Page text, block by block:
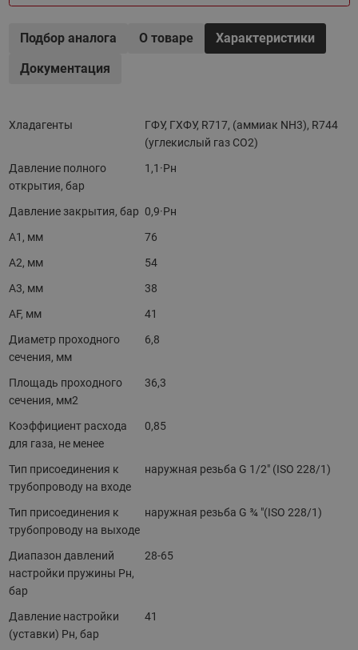
Подбор аналога О товаре
Характеристики
Документация
Хладагенты
ГФУ, ГХФУ, R717, (аммиак NH3), R744
(углекислый газ CO2)
Давление полного
открытия, бар
1,1·Pн
Давление закрытия, бар 0,9·Pн
A1, мм
76
A2, мм
54
A3, мм
38
AF, мм
41
Диаметр проходного
сечения, мм
6,8
Площадь проходного
сечения, мм2
36,3
Коэффициент расхода
для газа, не менее
0,85
Тип присоединения к
трубопроводу на входе
наружная резьба G 1/2" (ISO 228/1)
Тип присоединения к
трубопроводу на выходе
наружная резьба G ¾ "(ISO 228/1)
Диапазон давлений
настройки пружины Рн,
бар
28-65
Давление настройки
(уставки) Pн, бар
41